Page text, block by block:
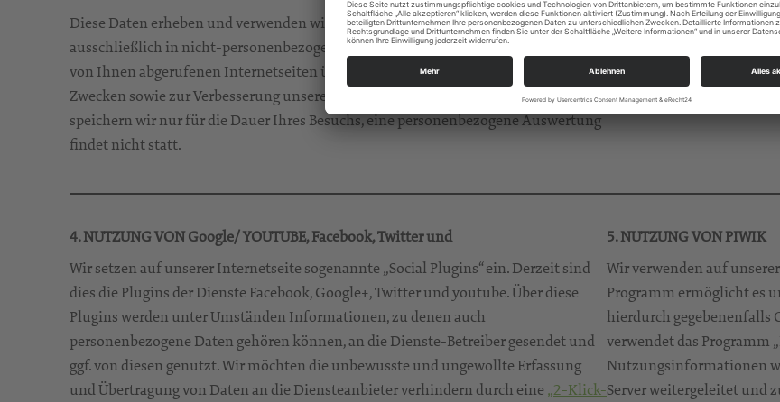
Diese Daten erheben und verwenden wir bei einem informatorischen Besuch
ausschließlich in nicht-personenbezogener Form. Dies erfolgt, um die Nutzung der
von Ihnen abgerufenen Internetseiten überhaupt zu ermöglichen, zu statistischen
Zwecken sowie zur Verbesserung unseres Internetangebots. Die IP-Adresse
speichern wir nur für die Dauer Ihres Besuchs, eine personenbezogene Auswertung
findet nicht statt.
auch jederzeit wieder
Hilfeseiten Ihres Browsers
ersten Besuch der Seiten
werden.
4. NUTZUNG VON Google/ YOUTUBE, Facebook, Twitter und
Wir setzen auf unserer Internetseite sogenannte „Social Plugins“ ein. Derzeit sind
dies die Plugins der Dienste Facebook, Google+, Twitter und youtube. Über diese
Plugins werden unter Umständen Informationen, zu denen auch
personenbezogene Daten gehören können, an die Dienste-Betreiber gesendet und
ggf. von diesen genutzt. Wir möchten die unbewusste und ungewollte Erfassung
und Übertragung von Daten an die Diensteanbieter verhindern durch eine „2-Klick-
5. NUTZUNG VON PIWIK
Wir verwenden auf
Programm ermöglicht es
hierdurch gegebenenfalls
verwendet das Programm
Nutzungsinformationen
Server weitergeleitet und